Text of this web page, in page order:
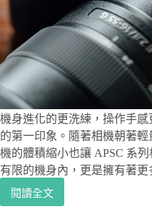
機身進化的更洗練，操作手
的第一印象。隨著相機朝著
機的體積縮小也讓 APSC 系
有限的機身內，更是擁有著
閱讀全文
SONY